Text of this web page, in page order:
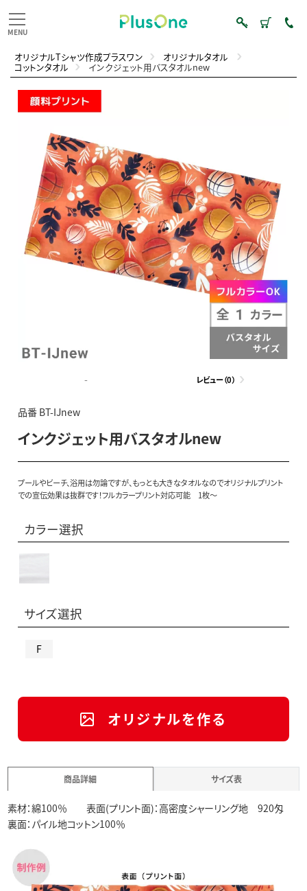
オリジナルTシャツ作成プラスワン オリジナルタオル
コットンタオル インクジェット用バスタオルnew
- レビュー（0）
品番 BT-IJnew
インクジェット用バスタオルnew
プールやビーチ、浴用は勿論ですが、もっとも大きなタオルなのでオリジナルプリント
での宣伝効果は抜群です！フルカラープリント対応可能 1枚～
カラー選択
サイズ選択
F
オリジナルを作る
商品詳細 サイズ表
素材：綿100％ 表面(プリント面)：高密度シャーリング地 920匁
裏面：パイル地コットン100％